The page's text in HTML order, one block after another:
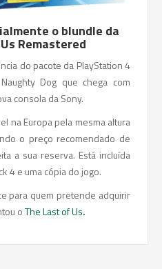
o blundle da
Remastered
do pacote da PlayStation 4
Dog que chega com
consola da Sony.
na Europa pela mesma altura
o preço recomendado de
a sua reserva. Está incluída
4 e uma cópia do jogo.
para quem pretende adquirir
oThe Last of Us.